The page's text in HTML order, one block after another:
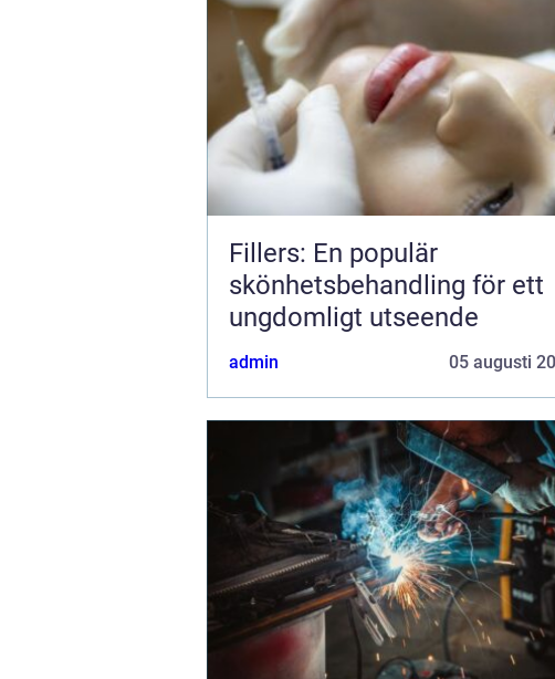
Fillers: En populär
skönhetsbehandling för ett
ungdomligt utseende
admin 05 augusti